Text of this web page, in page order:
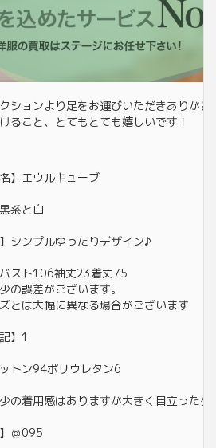
ションより足をお運びいただきありがと
ること、とてもとても嬉しいです！
】エウルキューブ
系と白
】シンプルゆったりデザイン♪
バスト106袖丈23着丈75
の誤差がございます。
とは大幅に異なる場合がございます
】1
ットン94ポリウレタン6
少の着用感はありますが大きく目立った
＠095